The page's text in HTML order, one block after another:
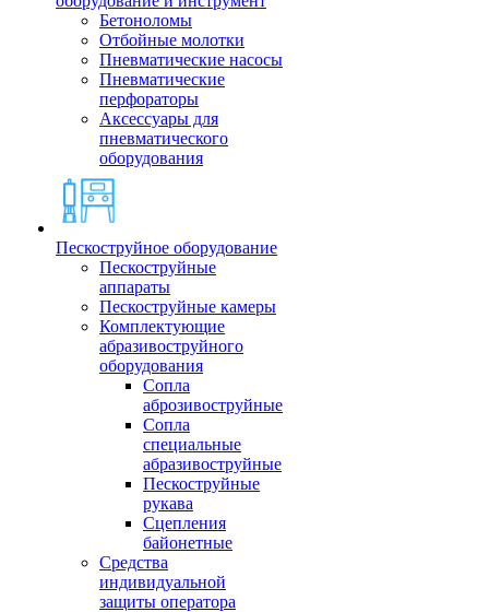
Бетоноломы
Отбойные молотки
Пневматические насосы
Пневматические
перфораторы
Аксессуары для
пневматического
оборудования
Пескоструйное оборудование
Пескоструйные
аппараты
Пескоструйные камеры
Комплектующие
абразивоструйного
оборудования
Сопла
аброзивоструйные
Сопла
специальные
абразивоструйные
Пескоструйные
рукава
Сцепления
байонетные
Средства
индивидуальной
защиты оператора